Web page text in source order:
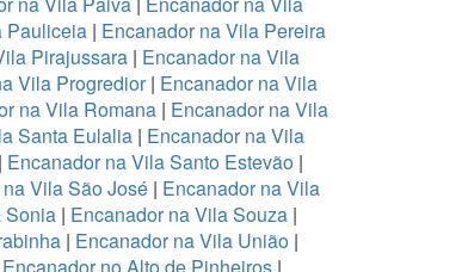
Pauliceia | Encanador na Vila Pereira
Pirajussara| Encanador na Vila
Vila Progredior| Encanador na Vila
na Vila Romana| Encanador na Vila
Santa Eulalia | Encanador na Vila
| Encanador na Vila Santo Estevão |
Vila São José| Encanador na Vila
Sonia| Encanador na Vila Souza|
| Encanador na Vila União|
Encanador no Alto de Pinheiros |